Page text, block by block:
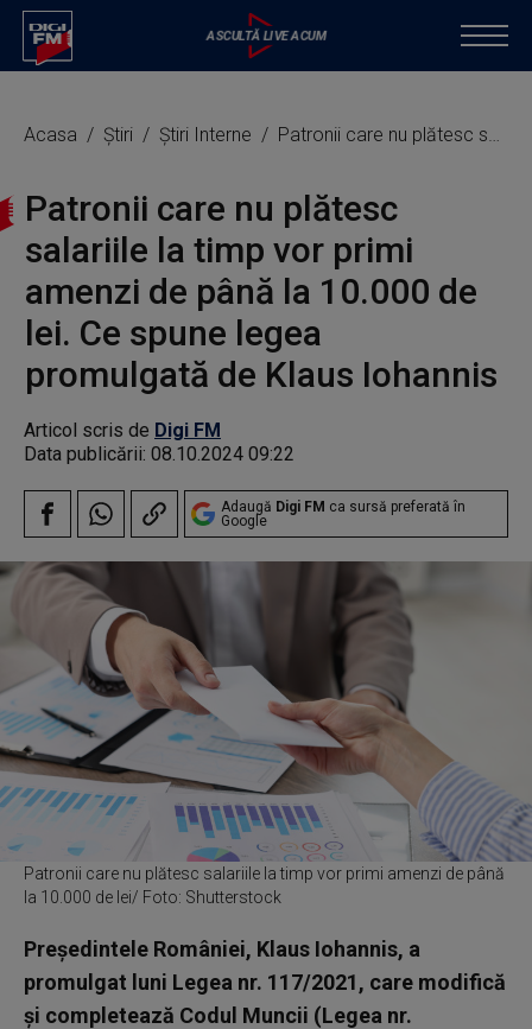
Acasa Știri Știri Interne Patronii care nu plătesc salariile la timp vor primi amenzi de până la 10.000 de lei. Ce spune legea promulgată de Klaus Iohannis
Patronii care nu plătesc
salariile la timp vor primi
amenzi de până la 10.000 de
lei. Ce spune legea
promulgată de Klaus Iohannis
Articol scris de Digi FM
Data publicării: 08.10.2024 09:22
Adaugă Digi FM ca sursă preferată în
Google
Patronii care nu plătesc salariile la timp vor primi amenzi de până
la 10.000 de lei/ Foto: Shutterstock
Președintele României, Klaus Iohannis, a
promulgat luni Legea nr. 117/2021, care modifică
și completează Codul Muncii (Legea nr.